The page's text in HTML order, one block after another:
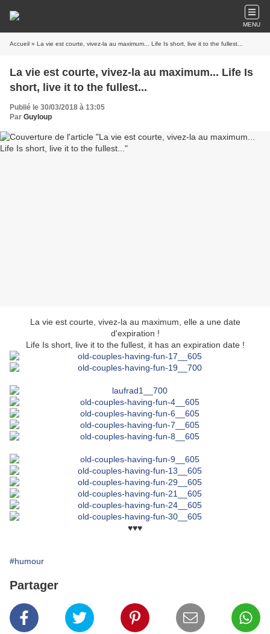
MENU
Accueil » La vie est courte, vivez-la au maximum... Life Is short, live it to the fullest...
La vie est courte, vivez-la au maximum... Life Is
short, live it to the fullest...
Publié le 30/03/2018 à 13:05
Par Guyloup
La vie est courte, vivez-la au maximum, elle a une date
d'expiration !
Life Is short, live it to the fullest, it has an expiration date !
♥♥♥
#humour
Partager